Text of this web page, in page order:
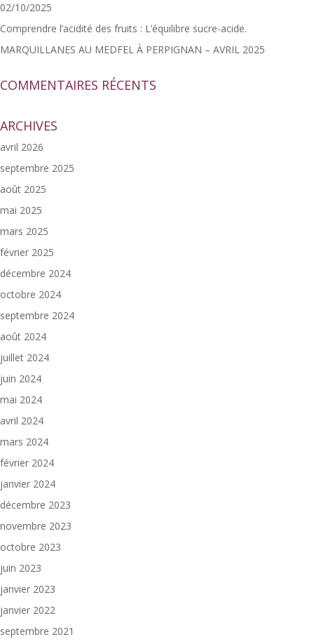
02/10/2025
Comprendre l’acidité des fruits : L’équilibre sucre-acide.
MARQUILLANES AU MEDFEL À PERPIGNAN – AVRIL 2025
COMMENTAIRES RÉCENTS
ARCHIVES
avril 2026
septembre 2025
août 2025
mai 2025
mars 2025
février 2025
décembre 2024
octobre 2024
septembre 2024
août 2024
juillet 2024
juin 2024
mai 2024
avril 2024
mars 2024
février 2024
janvier 2024
décembre 2023
novembre 2023
octobre 2023
juin 2023
janvier 2023
janvier 2022
septembre 2021